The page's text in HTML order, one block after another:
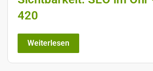
420
Weiterlesen